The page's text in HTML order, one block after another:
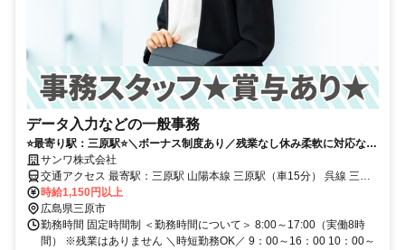
データ入力などの一般事務
⭐️最寄り駅：三原駅⭐️＼ボーナス制度あり／残業なし休み柔軟に対応など
ライフスタイルに合わせて勤務
サンワ株式会社
交通アクセス 最寄駅：三原駅 山陽本線 三原駅（車15分） 呉線 三原
駅（車15分） 呉線 安芸幸崎駅（徒歩3分） ※車通勤も可能です！駐
車場完備！ ◆「尾道駅」から車40分程度 ＜弊社の規定に従い交通費
全額支給！＞
時給1,150円以上
広島県三原市
勤務時間 固定時間制 ＜勤務時間について＞ 8:00～17:00（実働8時
間） ※残業はありません ＼時短勤務OK／ 9：00～16：00 10：00～